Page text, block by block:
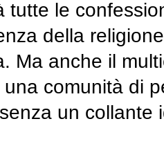
tutte le
della
Ma anche il
comunità di
un collante